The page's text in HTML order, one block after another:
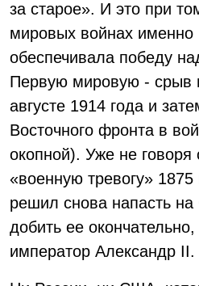
за старое». И это при
мировых войнах именно
обеспечивала победу
Первую мировую -
августе 1914 года и
Восточного фронта в
окопной). Уже не говоря
«военную тревогу» 1875
решил снова напасть
добить ее
император Александр II.